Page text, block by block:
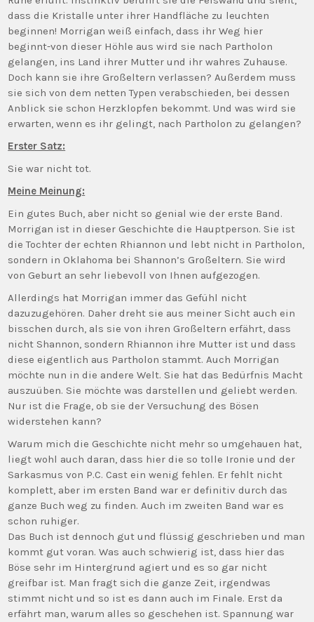
dass die Kristalle unter ihrer Handfläche zu leuchten
beginnen! Morrigan weiß einfach, dass ihr Weg hier
beginnt-von dieser Höhle aus wird sie nach Partholon
gelangen, ins Land ihrer Mutter und ihr wahres Zuhause.
Doch kann sie ihre Großeltern verlassen? Außerdem muss
sie sich von dem netten Typen verabschieden, bei dessen
Anblick sie schon Herzklopfen bekommt. Und was wird sie
erwarten, wenn es ihr gelingt, nach Partholon zu gelangen?
Erster Satz:
Sie war nicht tot.
Meine Meinung:
Ein gutes Buch, aber nicht so genial wie der erste Band.
Morrigan ist in dieser Geschichte die Hauptperson. Sie ist
die Tochter der echten Rhiannon und lebt nicht in Partholon,
sondern in Oklahoma bei Shannon’s Großeltern. Sie wird
von Geburt an sehr liebevoll von Ihnen aufgezogen.
Allerdings hat Morrigan immer das Gefühl nicht
dazuzugehören. Daher dreht sie aus meiner Sicht auch ein
bisschen durch, als sie von ihren Großeltern erfährt, dass
nicht Shannon, sondern Rhiannon ihre Mutter ist und dass
diese eigentlich aus Partholon stammt. Auch Morrigan
möchte nun in die andere Welt. Sie hat das Bedürfnis Macht
auszuüben. Sie möchte was darstellen und geliebt werden.
Nur ist die Frage, ob sie der Versuchung des Bösen
widerstehen kann?
Warum mich die Geschichte nicht mehr so umgehauen hat,
liegt wohl auch daran, dass hier die so tolle Ironie und der
Sarkasmus von P.C. Cast ein wenig fehlen. Er fehlt nicht
komplett, aber im ersten Band war er definitiv durch das
ganze Buch weg zu finden. Auch im zweiten Band war es
schon ruhiger.
Das Buch ist dennoch gut und flüssig geschrieben und man
kommt gut voran. Was auch schwierig ist, dass hier das
Böse sehr im Hintergrund agiert und es so gar nicht
greifbar ist. Man fragt sich die ganze Zeit, irgendwas
stimmt nicht und so ist es dann auch im Finale. Erst da
erfährt man, warum alles so geschehen ist. Spannung war